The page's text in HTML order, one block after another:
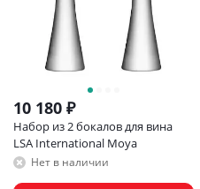
10 180 ₽
Набор из 2 бокалов для вина
LSA International Moya
Нет в наличии